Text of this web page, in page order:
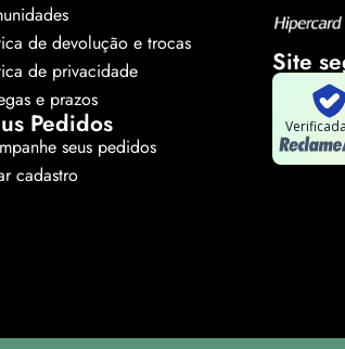
de devolução e trocas
de privacidade
e prazos
Pedidos
seus pedidos
cadastro
Site